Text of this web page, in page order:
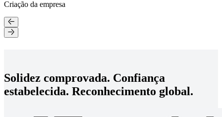
Criação da empresa
Solidez comprovada. Confiança
estabelecida. Reconhecimento global.